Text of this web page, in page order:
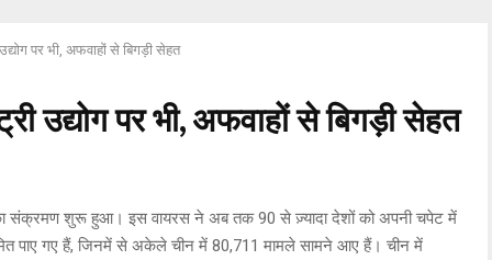
पर भी, अफवाहों से बिगड़ी सेहत
उद्योग पर भी, अफवाहों से बिगड़ी सेहत
का संक्रमण शुरू हुआ। इस वायरस ने अब तक 90 से ज़्यादा देशों को अपनी चपेट में
पाए गए हैं, जिनमें से अकेले चीन में 80,711 मामले सामने आए हैं। चीन में